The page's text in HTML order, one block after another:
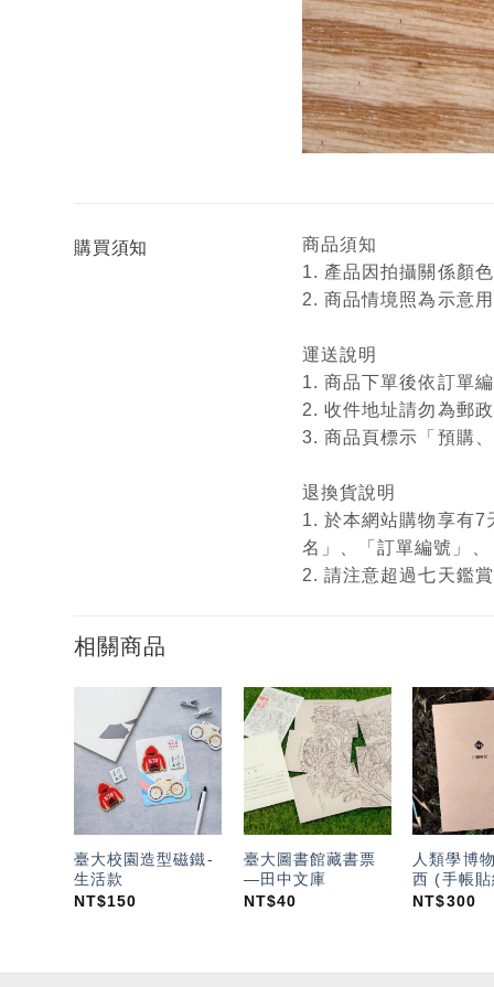
購買須知
商品須知
1. 產品因拍攝關係顏
2. 商品情境照為示意
運送說明
1. 商品下單後依訂單
2. 收件地址請勿為郵
3. 商品頁標示「預購
退換貨說明
1. 於本網站購物享有7
名」、「訂單編號」
2. 請注意超過七天鑑
相關商品
加入
「願
望輕
單」
臺大校園造型磁鐵-
生活款
NT$150
加入
「願
望輕
單」
臺大圖書館藏書票
—田中文庫
NT$40
人類學博
西 (手帳
NT$300